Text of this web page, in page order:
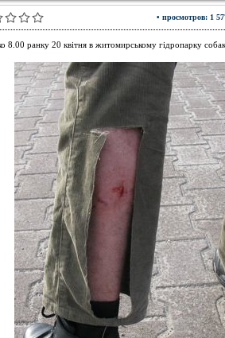
• просмотров: 1
8.00 ранку 20 квітня в житомирському гідропарку